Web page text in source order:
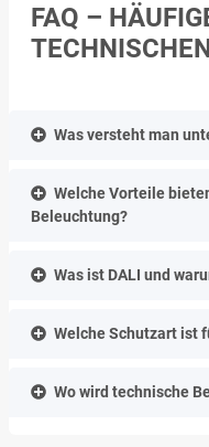
FAQ –
Was versteht man
Welche Vorteile
Beleuchtung?
Was ist DALI und
Welche Schutzart ist
Wo wird technische